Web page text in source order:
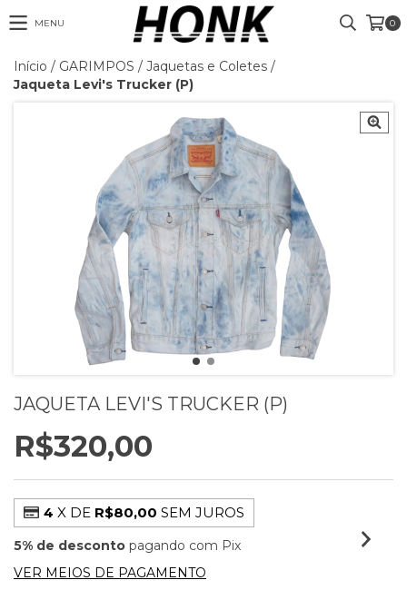
MENU 0
Início / GARIMPOS / Jaquetas e Coletes /
Jaqueta Levi's Trucker (P)
JAQUETA LEVI'S TRUCKER (P)
R$320,00
4 X DE R$80,00 SEM JUROS
5% de desconto pagando com Pix
VER MEIOS DE PAGAMENTO